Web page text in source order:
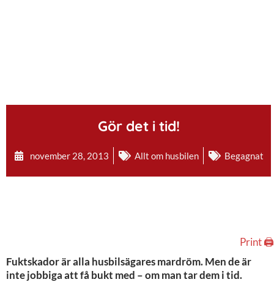
Gör det i tid!
november 28, 2013 Allt om husbilen Begagnat
Print 🖨
Fuktskador är alla husbilsägares mardröm. Men de är
inte jobbiga att få bukt med – om man tar dem i tid.